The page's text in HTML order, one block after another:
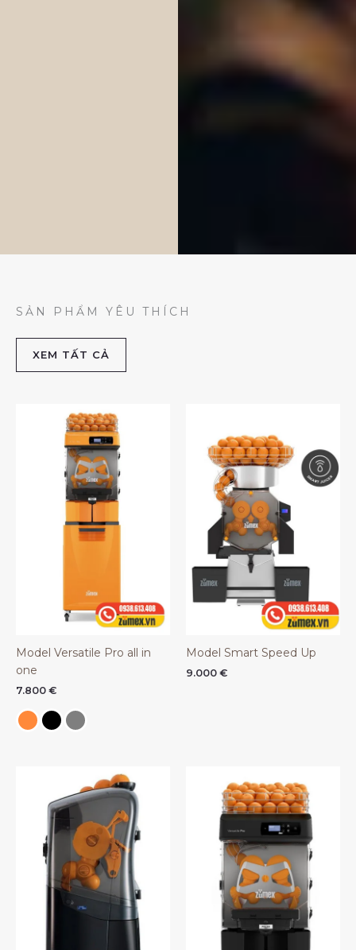
SẢN PHẨM YÊU THÍCH
XEM TẤT CẢ
Model Versatile Pro all in
one
7.800 €
Model Smart Speed Up
9.000 €